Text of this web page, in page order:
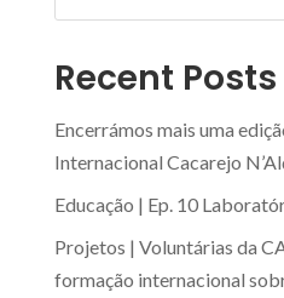
Recent Posts
Encerrámos mais uma
Internacional Cacarejo
Educação | Ep. 10
Projetos | Voluntárias da
formação internacional